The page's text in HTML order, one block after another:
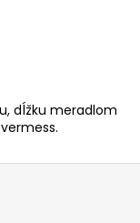
dĺžku meradlom